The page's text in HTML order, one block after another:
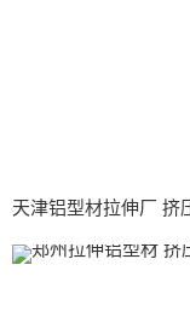
天津铝型材拉伸厂 挤